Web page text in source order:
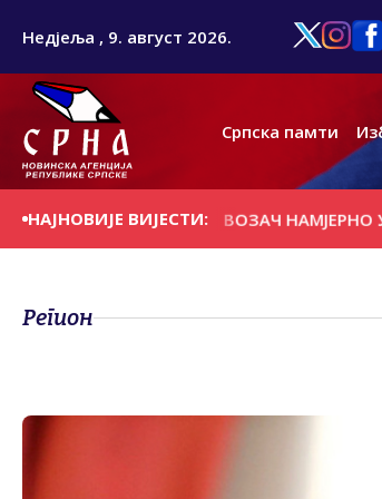
Недјеља , 9. август 2026.
Српска памти
НАЈНОВИЈЕ ВИЈЕСТИ:
ДАНАШЊИ ДАН ВОЗАЧ НАМЈЕРНО
Регион